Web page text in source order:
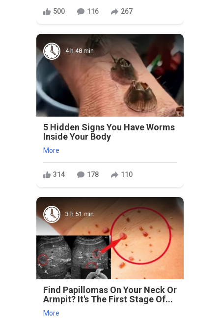
500 116 267
4 h 48 min
5 Hidden Signs You Have Worms
Inside Your Body
More
314 178 110
3 h 51 min
Find Papillomas On Your Neck Or
Armpit? It's The First Stage Of...
More